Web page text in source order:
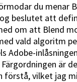
du menar
beslutet att
om att Blend
vald algoritm
Adobe-
är
förstå, vilket jag